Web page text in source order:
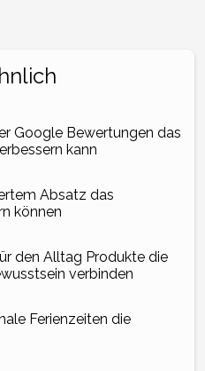
Google Bewertungen das
kann
Absatz das
können
den Alltag Produkte die
verbinden
Ferienzeiten die